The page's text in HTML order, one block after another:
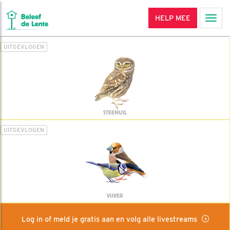
HELP MEE
UITGEVLOGEN
STEENUIL
UITGEVLOGEN
VIJVER
Log in of meld je gratis aan en volg alle livestreams